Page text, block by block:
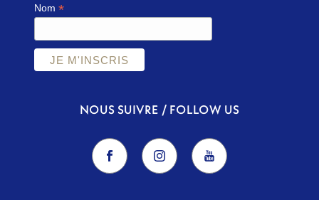
Nom*
NOUS SUIVRE / FOLLOW US